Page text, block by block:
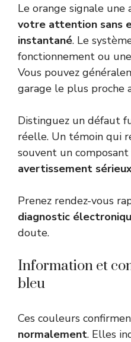
Le orange signale une
votre attention sans
instantané. Le
fonctionnement ou
Vous pouvez
garage le plus proche
Distinguez un défaut
réelle. Un témoin qui
souvent un composant
avertissement
Prenez rendez-vous
diagnostic
doute.
Information et
bleu
Ces couleurs
normalement. Elles